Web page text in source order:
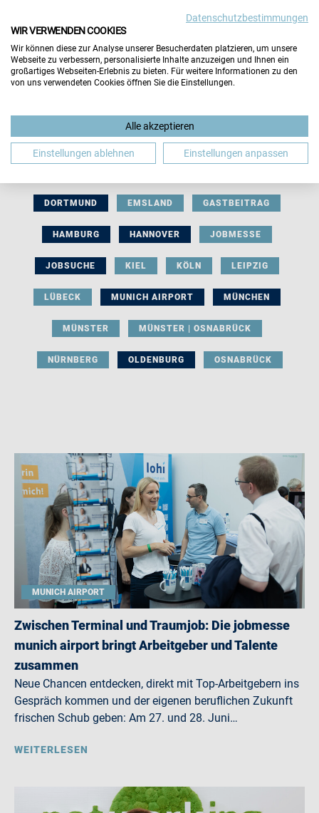
BERUFLICHE ORIENTIERUNG BEWERBUNG
DORTMUND EMSLAND GASTBEITRAG
HAMBURG HANNOVER JOBMESSE
JOBSUCHE KIEL KÖLN LEIPZIG
LÜBECK MUNICH AIRPORT MÜNCHEN
MÜNSTER MÜNSTER | OSNABRÜCK
NÜRNBERG OLDENBURG OSNABRÜCK
MUNICH AIRPORT
Zwischen Terminal und Traumjob: Die jobmesse
munich airport bringt Arbeitgeber und Talente
zusammen
Neue Chancen entdecken, direkt mit Top-Arbeitgebern ins
Gespräch kommen und der eigenen beruflichen Zukunft
frischen Schub geben: Am 27. und 28. Juni…
WEITERLESEN
Datenschutzbestimmungen
WIR VERWENDEN COOKIES
Wir können diese zur Analyse unserer Besucherdaten platzieren, um unsere
Webseite zu verbessern, personalisierte Inhalte anzuzeigen und Ihnen ein
großartiges Webseiten-Erlebnis zu bieten. Für weitere Informationen zu den
von uns verwendeten Cookies öffnen Sie die Einstellungen.
Alle akzeptieren
Einstellungen ablehnen Einstellungen anpassen